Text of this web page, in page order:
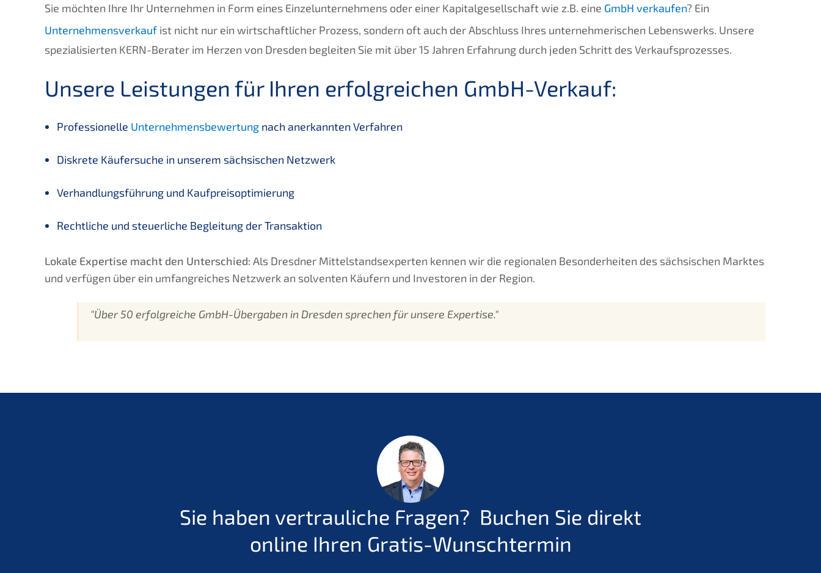
Sie möchten Ihre Ihr Unternehmen in Form eines Einzelunternehmens oder einer Kapitalgesellschaft wie z.B. eine GmbH verkaufen? Ein
Unternehmensverkauf ist nicht nur ein wirtschaftlicher Prozess, sondern oft auch der Abschluss Ihres unternehmerischen Lebenswerks. Unsere
spezialisierten KERN-Berater im Herzen von Dresden begleiten Sie mit über 15 Jahren Erfahrung durch jeden Schritt des Verkaufsprozesses.
Unsere Leistungen für Ihren erfolgreichen GmbH-Verkauf:
Professionelle Unternehmensbewertung nach anerkannten Verfahren
Diskrete Käufersuche in unserem sächsischen Netzwerk
Verhandlungsführung und Kaufpreisoptimierung
Rechtliche und steuerliche Begleitung der Transaktion
Lokale Expertise macht den Unterschied: Als Dresdner Mittelstandsexperten kennen wir die regionalen Besonderheiten des sächsischen Marktes
und verfügen über ein umfangreiches Netzwerk an solventen Käufern und Investoren in der Region.
"Über 50 erfolgreiche GmbH-Übergaben in Dresden sprechen für unsere Expertise."
Sie haben vertrauliche Fragen? Buchen Sie direkt
online Ihren Gratis-Wunschtermin